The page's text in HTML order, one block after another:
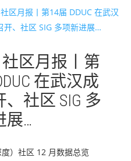
社区月报丨第
在武汉成
、社区 SIG 多
展…
）社区 12 月数据总览